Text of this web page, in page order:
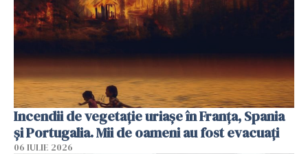
Incendii de vegetație uriașe în Franța, Spania
și Portugalia. Mii de oameni au fost evacuați
06 IULIE 2026